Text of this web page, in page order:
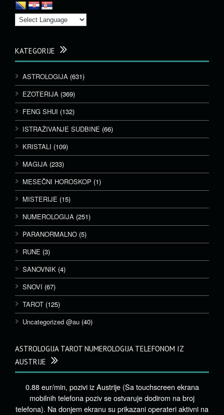
KATEGORIJE
ASTROLOGIJA (631)
EZOTERIJA (369)
FENG SHUI (132)
ISTRAŽIVANJE SUDBINE (66)
KRISTALI (109)
MAGIJA (233)
MESEČNI HOROSKOP (1)
MISTERIJE (15)
NUMEROLOGIJA (251)
PARANORMALNO (5)
RUNE (3)
SANOVNIK (4)
SNOVI (67)
TAROT (125)
Uncategorized @au (40)
ASTROLOGIJA TAROT NUMEROLOGIJA TELEFONOM IZ
AUSTRIJE
0.88 eur/min, pozivi iz Austrije (Sa touchscreen ekrana
mobilnih telefona poziv se ostvaruje dodirom na broj
telefona). Na donjem ekranu su prikazani operateri aktivni na